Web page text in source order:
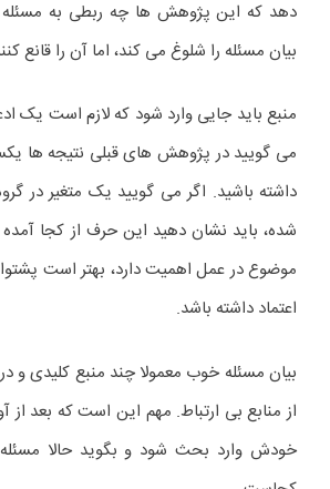
دهد که این پژوهش ها چه ربطی به مسئله
بیان مسئله را شلوغ می کند، اما آن را قانع
منبع باید جایی وارد شود که لازم است یک
می گویید در پژوهش های قبلی نتیجه ها
داشته باشید. اگر می گویید یک متغیر در
شده، باید نشان دهید این حرف از کجا
موضوع در عمل اهمیت دارد، بهتر است
اعتماد داشته باشد.
بیان مسئله خوب معمولا چند منبع کلیدی و
از منابع بی ارتباط. مهم این است که بعد از
خودش وارد بحث شود و بگوید حالا